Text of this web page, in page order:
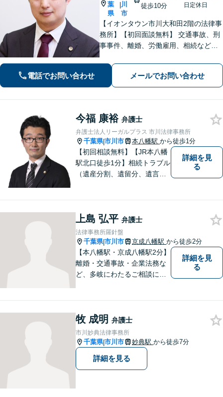
葉
県
|川
市
徒歩10分
日定休日
【イオンタウン市川大和田2階の法律事
務所】【初回面談無料】 交通事故、刑
事事件、離婚、労働雇用、相続などの
経験15年以上】依頼者様に寄り添い、
解決へと導きます【電話相談可】【本
八幡駅9分】
電話でお問い合わせ メールでお問い合わせ
今福 康裕 弁護士
弁護士法人リーガルプラス 市川法律事務所
千葉県|市川市 本八幡駅 から徒歩1分
【初回相談無料】【JR本八幡
駅北口徒歩1分】相続トラブル
（遺産分割、遺留分、遺言争
す。
詳細を見
る
上島 弘平 弁護士
法律事務所羅針盤
千葉県|市川市 京成八幡駅 から徒歩2分
【本八幡駅・京成八幡駅2分】
離婚・交通事故・企業法務な
ど、多岐にわたるご相談に対
し、納得いただける解決へと
尽力いたします。ぜひお気軽
にご相談ください。【完全個
室対応】
詳細を見
る
牧 成明 弁護士
市川妙典法律事務所
千葉県|市川市 妙典駅 から徒歩7分
詳細を見る